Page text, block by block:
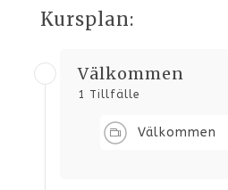
Kursplan:
Välkommen
1 Tillfälle
Välkommen